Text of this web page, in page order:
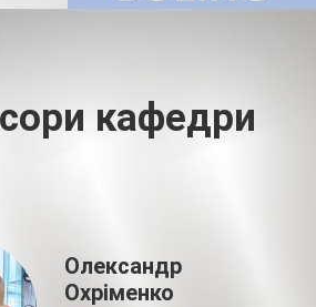
кафедри
Олександр
Охріменко